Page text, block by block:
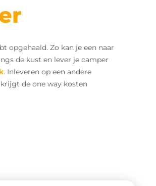
opgehaald. Zo kan je een naar
de kust en lever je camper
. Inleveren op een andere
de one way kosten